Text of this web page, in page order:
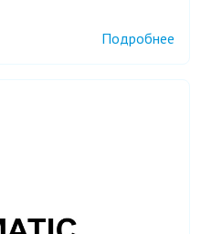
Подробнее